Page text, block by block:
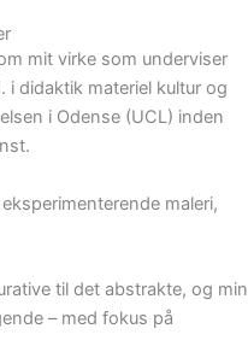
mit virke som underviser
didaktik materiel kultur og
i Odense (UCL) inden
maleri,
til det abstrakte, og min
– med fokus på